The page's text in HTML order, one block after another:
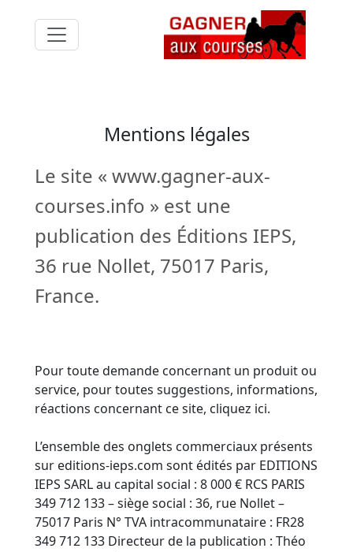
Mentions légales
Le site « www.gagner-aux-
courses.info » est une
publication des Éditions IEPS,
36 rue Nollet, 75017 Paris,
France.
Pour toute demande concernant un produit ou
service, pour toutes suggestions, informations,
réactions concernant ce site, cliquez ici.
L’ensemble des onglets commerciaux présents
sur editions-ieps.com sont édités par EDITIONS
IEPS SARL au capital social : 8 000 € RCS PARIS
349 712 133 – siège social : 36, rue Nollet –
75017 Paris N° TVA intracommunataire : FR28
349 712 133 Directeur de la publication : Théo